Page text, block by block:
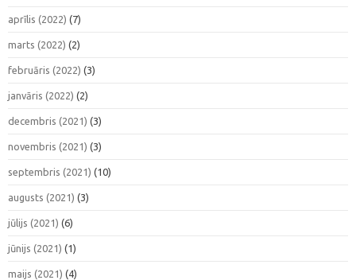
aprīlis (2022) (7)
marts (2022) (2)
februāris (2022) (3)
janvāris (2022) (2)
decembris (2021) (3)
novembris (2021) (3)
septembris (2021) (10)
augusts (2021) (3)
jūlijs (2021) (6)
jūnijs (2021) (1)
maijs (2021) (4)